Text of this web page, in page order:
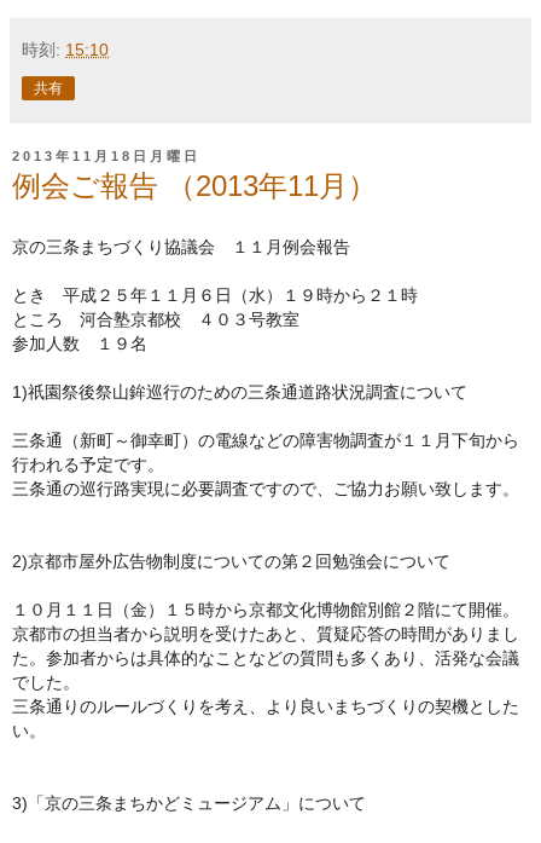
時刻: 15:10
共有
2013年11月18日月曜日
例会ご報告 （2013年11月）
京の三条まちづくり協議会 １１月例会報告
とき 平成２５年１１月６日（水）１９時から２１時
ところ 河合塾京都校 ４０３号教室
参加人数 １９名
1)祇園祭後祭山鉾巡行のための三条通道路状況調査について
三条通（新町～御幸町） の電線などの障害物調査が１１月下旬から
行われる予定です。
三条通の巡行路実現に必要調査ですので、ご協力お願い致します。
2)京都市屋外広告物制度についての第２回勉強会について
１０月１１日（金）１５時から京都文化博物館別館２階にて開催。
京都市の担当者から説明を受けたあと、 質疑応答の時間がありまし
た。 参加者からは具体的なことなどの質問も多くあり、 活発な会議
でした。
三条通りのルールづくりを考え、
より良いまちづくりの契機とした
い。
3)「京の三条まちかどミュージアム」について